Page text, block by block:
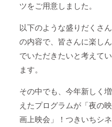
ツをご用意しました。
以下のような盛りだくさん
の内容で、皆さんに楽しん
でいただきたいと考えてい
ます。
その中でも、今年新しく増
えたプログラムが「夜の映
画上映会」！つきいちシネ